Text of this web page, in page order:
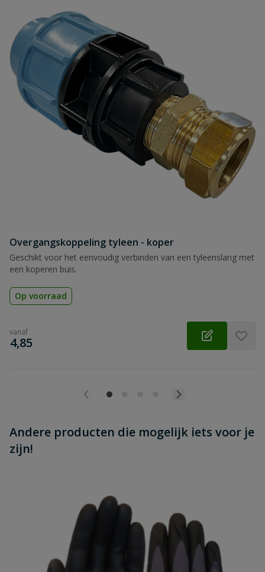
Naam
Samenvatting
Beoordeling versturen
Overgangskoppeling tyleen - koper
Geschikt voor het eenvoudig verbinden van een tyleenslang met
een koperen buis.
Op voorraad
vanaf
€
4,85
Andere producten die mogelijk iets voor je
zijn!